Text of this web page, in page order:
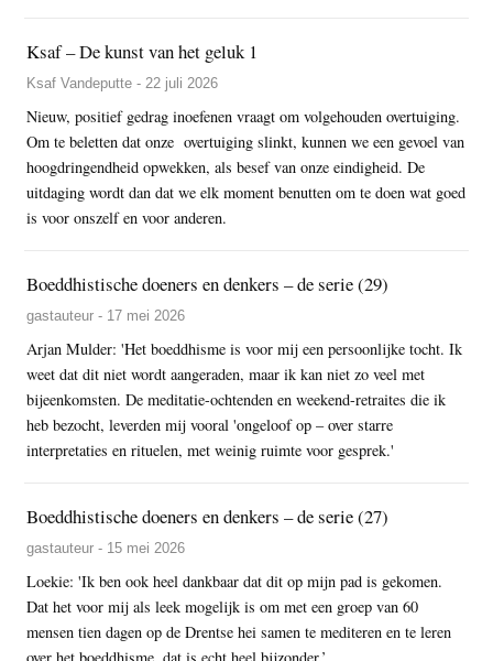
Ksaf – De kunst van het geluk 1
Ksaf Vandeputte - 22 juli 2026
Nieuw, positief gedrag inoefenen vraagt om volgehouden overtuiging.
Om te beletten dat onze overtuiging slinkt, kunnen we een gevoel van
hoogdringendheid opwekken, als besef van onze eindigheid. De
uitdaging wordt dan dat we elk moment benutten om te doen wat goed
is voor onszelf en voor anderen.
Boeddhistische doeners en denkers – de serie (29)
gastauteur - 17 mei 2026
Arjan Mulder: 'Het boeddhisme is voor mij een persoonlijke tocht. Ik
weet dat dit niet wordt aangeraden, maar ik kan niet zo veel met
bijeenkomsten. De meditatie-ochtenden en weekend-retraites die ik
heb bezocht, leverden mij vooral 'ongeloof op – over starre
interpretaties en rituelen, met weinig ruimte voor gesprek.'
Boeddhistische doeners en denkers – de serie (27)
gastauteur - 15 mei 2026
Loekie: 'Ik ben ook heel dankbaar dat dit op mijn pad is gekomen.
Dat het voor mij als leek mogelijk is om met een groep van 60
mensen tien dagen op de Drentse hei samen te mediteren en te leren